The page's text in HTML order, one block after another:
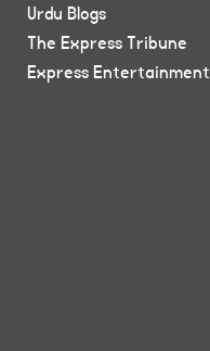
Urdu Blogs
The Express Tribune
Express Entertainment